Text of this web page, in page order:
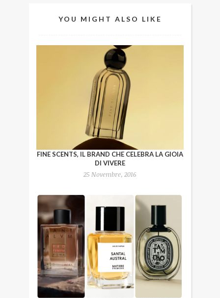
YOU MIGHT ALSO LIKE
FINE SCENTS, IL BRAND CHE CELEBRA LA GIOIA
DI VIVERE
25 Novembre, 2016